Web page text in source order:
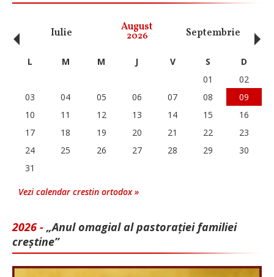
Iulie August
2026 Septembrie
‹ L M M J V S
D
01
02
03
04 05 06 07 08
09
10
11 12 13 14 15
16
17
18 19 20 21 22
23
24
25 26 27 28 29
30
31
Vezi calendar crestin ortodox »
2026 - „Anul omagial al pastorației familiei
creștine”